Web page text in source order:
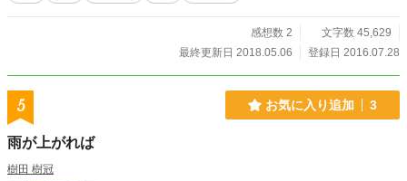
感想数 2
文字数 45,629
最終更新日 2018.05.06
登録日 2016.07.28
5 お気に入り追加 3
雨が上がれば
樹田 樹冠